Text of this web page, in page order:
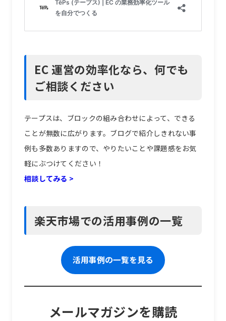
EC 運営の効率化なら、何でも
ご相談ください
テープスは、ブロックの組み合わせによって、できる
ことが無数に広がります。ブログで紹介しきれない事
例も多数ありますので、やりたいことや課題感をお気
軽にぶつけてください！
相談してみる >
楽天市場での活用事例の一覧
活用事例の一覧を見る
メールマガジンを購読